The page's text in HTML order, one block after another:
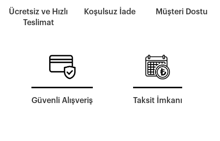
Ücretsiz ve Hızlı
Teslimat
Koşulsuz İade Müşteri Dostu
Güvenli Alışveriş Taksit İmkanı